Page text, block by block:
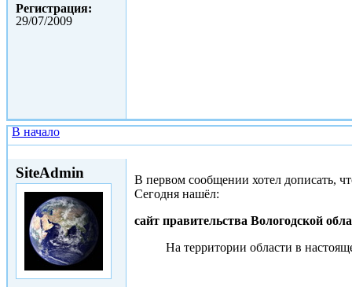
Регистрация:
29/07/2009
В начало
SiteAdmin
В первом сообщении хотел дописать,
Сегодня нашёл:
сайт правительства Вологодской
На территории области в